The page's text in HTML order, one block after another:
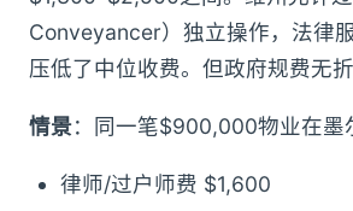
Conveyancer）独立操作，法律
压低了中位收费。但政府规费无折
情景：同一笔$900,000物业在墨
律师/过户师费 $1,600